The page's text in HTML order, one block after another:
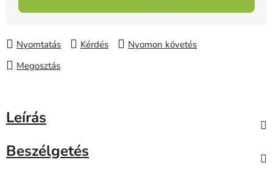
Nyomtatás Kérdés
Nyomon követés
Megosztás
Leírás
Beszélgetés